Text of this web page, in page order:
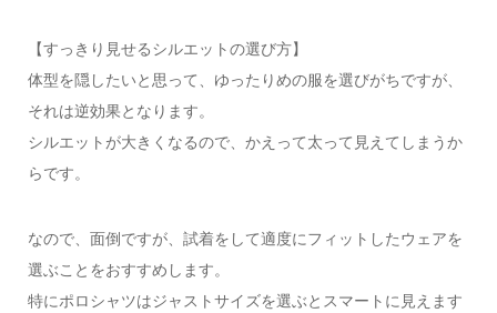
【すっきり見せるシルエットの選び方】
体型を隠したいと思って、ゆったりめの服を選びがちですが、
それは逆効果となります。
シルエットが大きくなるので、かえって太って見えてしまうか
らです。
なので、面倒ですが、試着をして適度にフィットしたウェアを
選ぶことをおすすめします。
特にポロシャツはジャストサイズを選ぶとスマートに見えます